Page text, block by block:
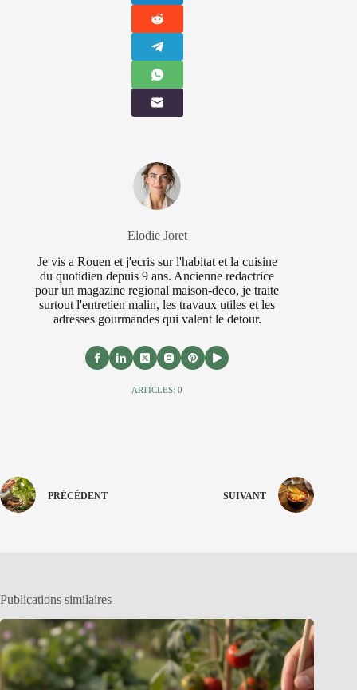
Elodie Joret
Je vis a Rouen et j'ecris sur l'habitat et la cuisine
du quotidien depuis 9 ans. Ancienne redactrice
pour un magazine regional maison-deco, je traite
surtout l'entretien malin, les travaux utiles et les
adresses gourmandes qui valent le detour.
ARTICLES: 0
PRÉCÉDENT SUIVANT
Publications similaires